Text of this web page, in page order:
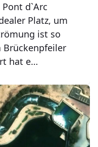
d`Arc
Platz, um
ist so
Brückenpfeiler
hat e…